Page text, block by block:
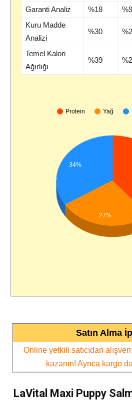
Garanti Analiz
%18 %9
Kuru Madde
Analizi
%30
Temel Kalori
Ağırlığı
%39
Protein Yağ
34%
27%
Satın Alma
Online yetkili satıcıdan
kazanın! Ayrıca kargo
LaVital Maxi Puppy